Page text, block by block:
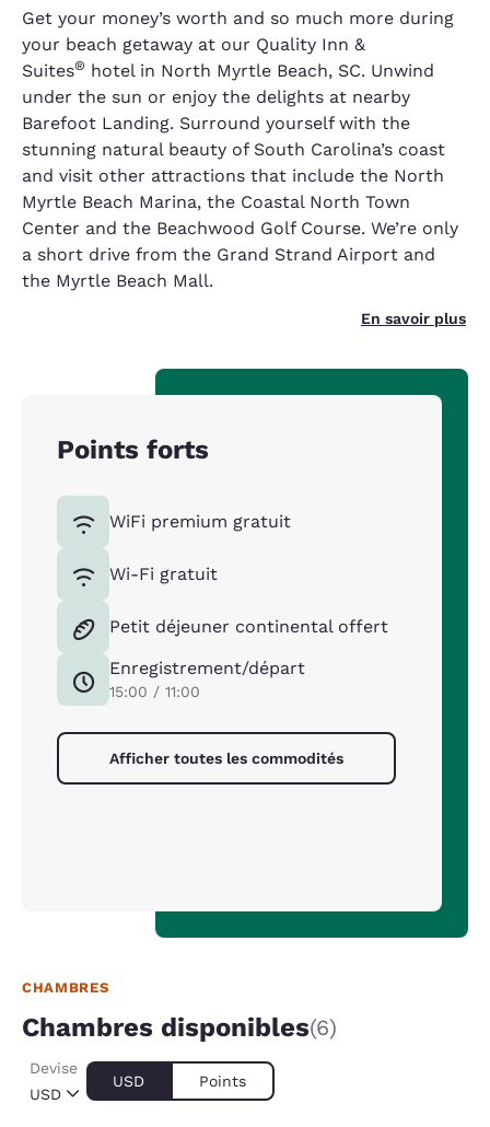
Get your money’s worth and so much more during
your beach getaway at our Quality Inn &
Suites® hotel in North Myrtle Beach, SC. Unwind
under the sun or enjoy the delights at nearby
Barefoot Landing. Surround yourself with the
stunning natural beauty of South Carolina’s coast
and visit other attractions that include the North
Myrtle Beach Marina, the Coastal North Town
Center and the Beachwood Golf Course. We’re only
a short drive from the Grand Strand Airport and
the Myrtle Beach Mall.
En savoir plus
Points forts
WiFi premium gratuit
Wi-Fi gratuit
Petit déjeuner continental offert
Enregistrement/départ
15:00 / 11:00
Afficher toutes les commodités
CHAMBRES
Chambres disponibles(6)
USD
Devise
USD Points